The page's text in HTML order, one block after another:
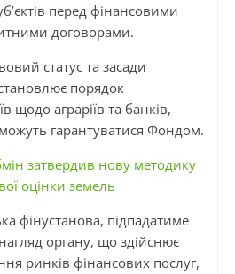
перед фінансовими
договорами.
статус та засади
порядок
щодо аграріїв та банків,
гарантуватися Фондом.
затвердив нову методику
оцінки земель
фінустанова, підпадатиме
органу, що здійснює
ринків фінансових послуг,